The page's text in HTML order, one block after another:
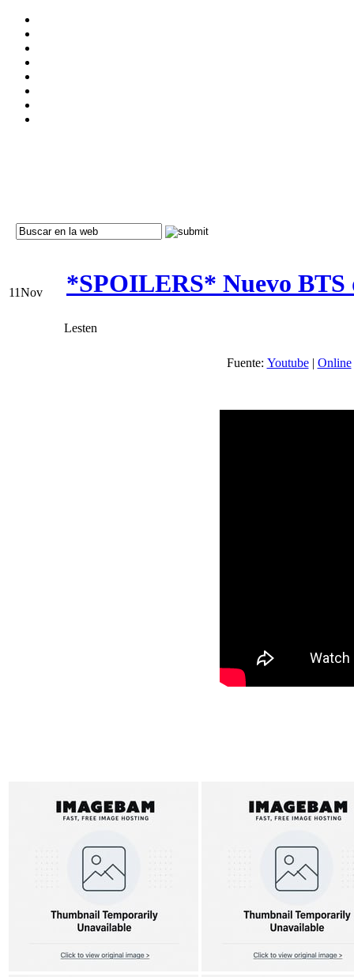
11Nov *SPOILERS* Nuevo BTS
Lesten
Fuente: Youtube| Online